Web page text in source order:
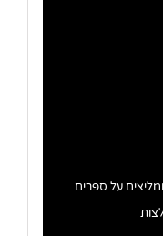
על ספרים